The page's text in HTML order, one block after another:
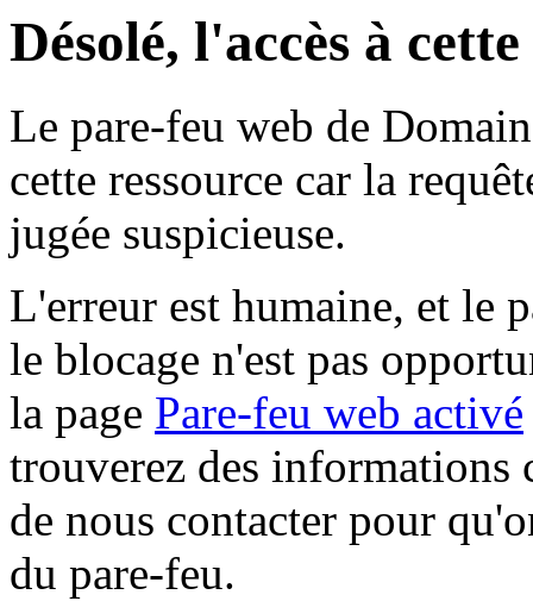
Désolé, l'accès à
Le pare-feu web de
cette ressource car la
jugée suspicieuse.
L'erreur est humaine, et le
le blocage n'est pas
la page Pare-feu web activé
trouverez des informations
de nous contacter pour
du pare-feu.